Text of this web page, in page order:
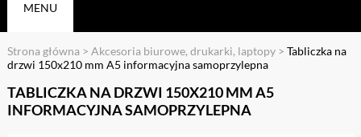
MENU
Strona główna > Akcesoria biurowe, drukarki, laptopy> Tabliczka na
drzwi 150x210 mm A5 informacyjna samoprzylepna
TABLICZKA NA DRZWI 150X210 MM A5
INFORMACYJNA SAMOPRZYLEPNA